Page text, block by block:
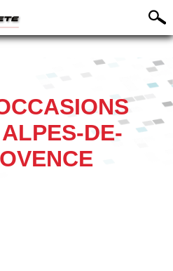
DE-